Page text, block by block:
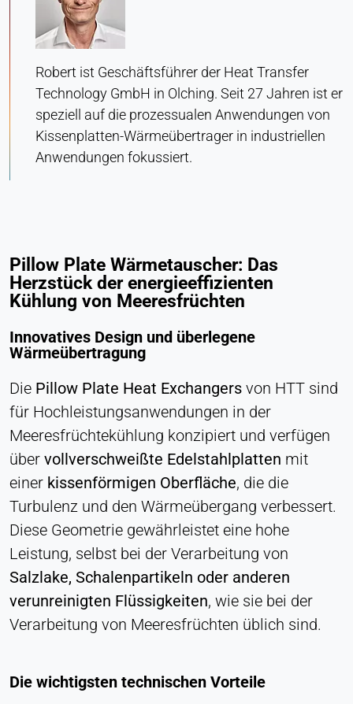
Robert ist Geschäftsführer der Heat Transfer
Technology GmbH in Olching. Seit 27 Jahren ist er
speziell auf die prozessualen Anwendungen von
Kissenplatten-Wärmeübertrager in industriellen
Anwendungen fokussiert.
Pillow Plate Wärmetauscher: Das
Herzstück der energieeffizienten
Kühlung von Meeresfrüchten
Innovatives Design und überlegene
Wärmeübertragung
Die Pillow Plate Heat Exchangers von HTT sind
für Hochleistungsanwendungen in der
Meeresfrüchtekühlung konzipiert und verfügen
über vollverschweißte Edelstahlplatten mit
einer kissenförmigen Oberfläche, die die
Turbulenz und den Wärmeübergang verbessert.
Diese Geometrie gewährleistet eine hohe
Leistung, selbst bei der Verarbeitung von
Salzlake, Schalenpartikeln oder anderen
verunreinigten Flüssigkeiten, wie sie bei der
Verarbeitung von Meeresfrüchten üblich sind.
Die wichtigsten technischen Vorteile
Anbieter:
Heat Transfer Technology
Zweck:
Statistik
Cookie Laufzeit:
Sitzung
LinkedIn
Name:
Anbieter:
Zweck:
Konversions-Tracking
Cookie Laufzeit:
1 Tag - 1 Jahr
Leadinfo
Name:
_li_id.#, _li_id.#.expires, _li_ses.#,
_li_ses.#.expires, _li_ses.#.expires,
snowplowOutQueue_#_post2,
snowplowOutQueue_#_post2.expires
Anbieter:
Zweck: